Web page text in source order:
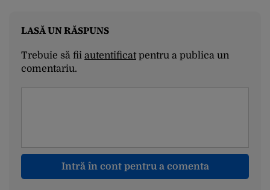
LASĂ UN RĂSPUNS
Trebuie să fii autentificatpentru a publica un
comentariu.
Intră în cont pentru a comenta